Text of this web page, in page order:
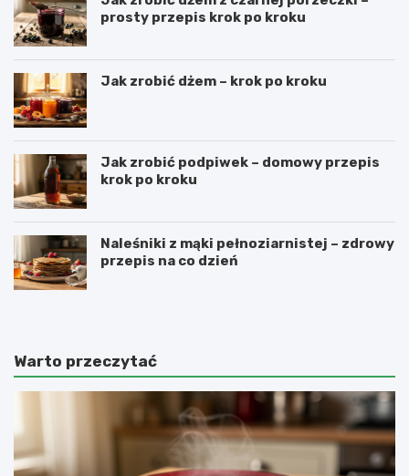
prosty przepis krok po kroku
Jak zrobić dżem – krok po kroku
Jak zrobić podpiwek – domowy przepis
krok po kroku
Naleśniki z mąki pełnoziarnistej – zdrowy
przepis na co dzień
Warto przeczytać